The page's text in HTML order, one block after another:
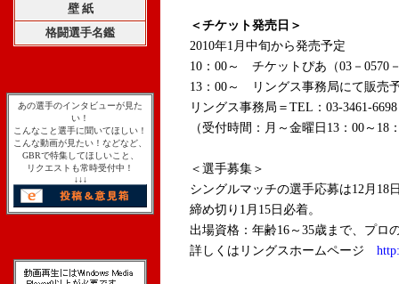
壁 紙
格闘選手名鑑
あの選手のインタビューが見た
い！
こんなこと選手に聞いてほしい！
こんな動画が見たい！などなど、
GBRで特集してほしいこと、
リクエストも常時受付中！
↓↓↓
＜チケット発売日＞
2010年1月中旬から発売予定
10：00～ チケットぴあ（03－0570
13：00～ リングス事務局にて販売
リングス事務局 ＝TEL：03-3461-6698
（受付時間：月～金曜日13：00～18
＜選手募集＞
シングルマッチの選手応募は12月18
締め切り1月15日必着。
出場資格：年齢16～35歳まで、プロ
詳しくはリングスホームページ